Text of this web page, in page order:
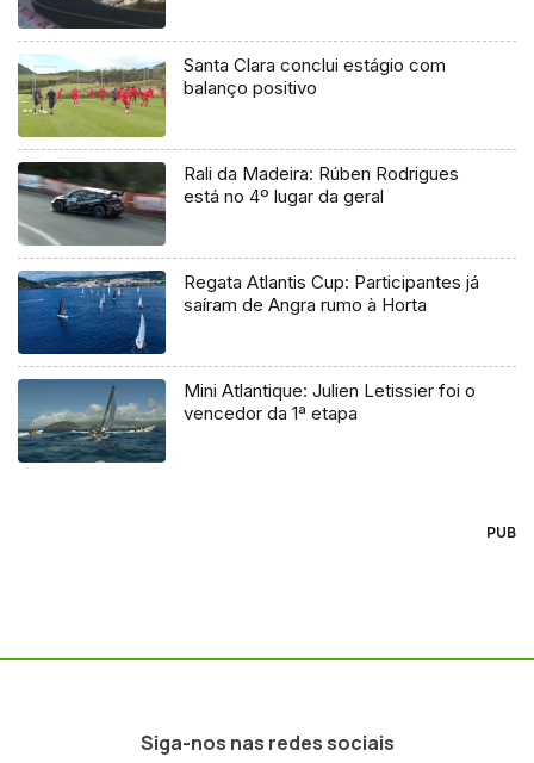
Santa Clara conclui estágio com
balanço positivo
Rali da Madeira: Rúben Rodrigues
está no 4º lugar da geral
Regata Atlantis Cup: Participantes já
saíram de Angra rumo à Horta
Mini Atlantique: Julien Letissier foi o
vencedor da 1ª etapa
PUB
Siga-nos nas redes sociais